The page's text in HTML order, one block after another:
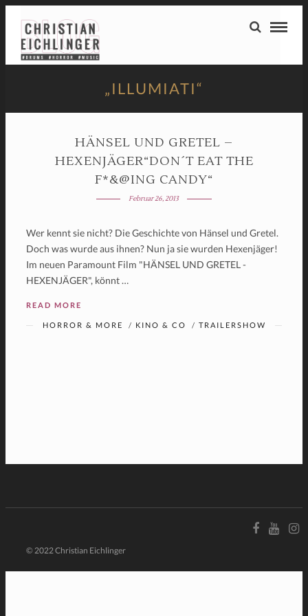
„ILLUMIATI“
HÄNSEL UND GRETEL –
HEXENJÄGER“DON´T EAT THE
F*&@ING CANDY“
Februar 26, 2013
Wer kennt sie nicht? Die Geschichte von Hänsel und Gretel.
Doch was wurde aus ihnen? Nun ja sie wurden Hexenjäger!
Im neuen Paramount Film "HÄNSEL UND GRETEL -
HEXENJÄGER", könnt …
READ MORE
HORROR & MORE / KINO & CO / TRAILERSHOW
© 2022 Christian Eichlinger